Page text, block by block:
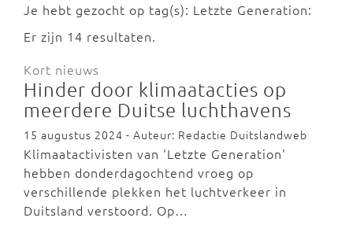
Je hebt gezocht op tag(s): Letzte Generation:
Er zijn 14 resultaten.
Kort nieuws
Hinder door klimaatacties op
meerdere Duitse luchthavens
15 augustus 2024 - Auteur: Redactie Duitslandweb
Klimaatactivisten van 'Letzte Generation'
hebben donderdagochtend vroeg op
verschillende plekken het luchtverkeer in
Duitsland verstoord. Op…